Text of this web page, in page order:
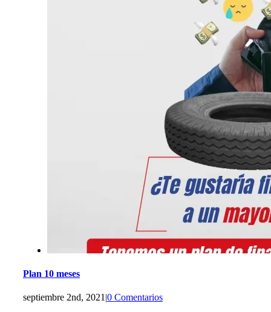
Plan 10 meses
septiembre 2nd, 2021 |0 Comentarios